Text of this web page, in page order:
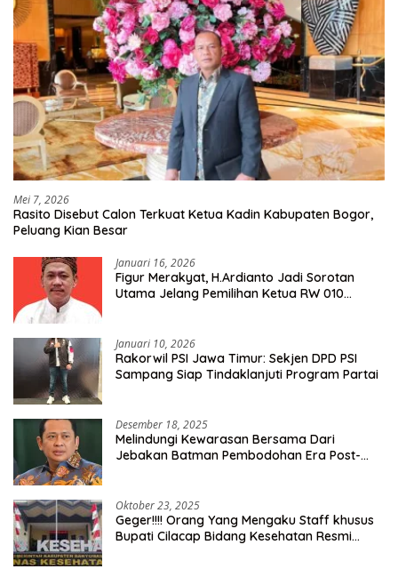
Mei 7, 2026
Rasito Disebut Calon Terkuat Ketua Kadin Kabupaten Bogor,
Peluang Kian Besar
Januari 16, 2026
Figur Merakyat, H.Ardianto Jadi Sorotan
Utama Jelang Pemilihan Ketua RW 010
Januari 10, 2026
Rakorwil PSI Jawa Timur: Sekjen DPD PSI
Sampang Siap Tindaklanjuti Program Partai
Desember 18, 2025
Melindungi Kewarasan Bersama Dari
Jebakan Batman Pembodohan Era Post-
Oktober 23, 2025
Geger!!!! Orang Yang Mengaku Staff khusus
Bupati Cilacap Bidang Kesehatan Resmi